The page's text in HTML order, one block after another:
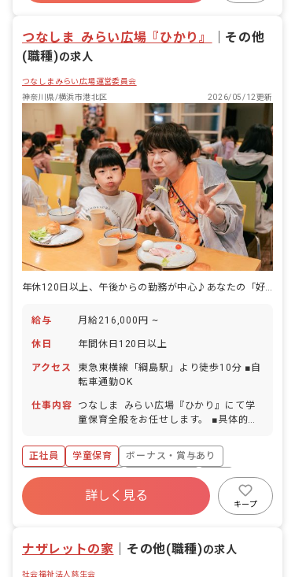
つなしま みらい広場『ひかり』
その他
(職種)の求人
つなしまみらい広場運営委員会
神奈川県/横浜市港北区
2026/05/12更新
給与 月給216,000円 ~
休日 年間休日120日以上
アクセス
東急東横線「綱島駅」より徒歩10分 ■自
転車通勤OK
仕事内容
つなしま みらい広場『ひかり』にて学
童保育全般をお任せします。 ■具体的な
び、外遊び ・公園への引率 ・おやつの
準備 ・季節の行事やお誕生会の企画運営
・宿泊行事の引率など ・保護者支援
正社員 学童保育
ボーナス・賞与あり
年間休日120日以上
社会保険完備
福利厚生充実
退職金制度
残業少なめ
詳しく見る
キープ
ナザレットの家 その他(職種)の求人
社会福祉法人慈生会